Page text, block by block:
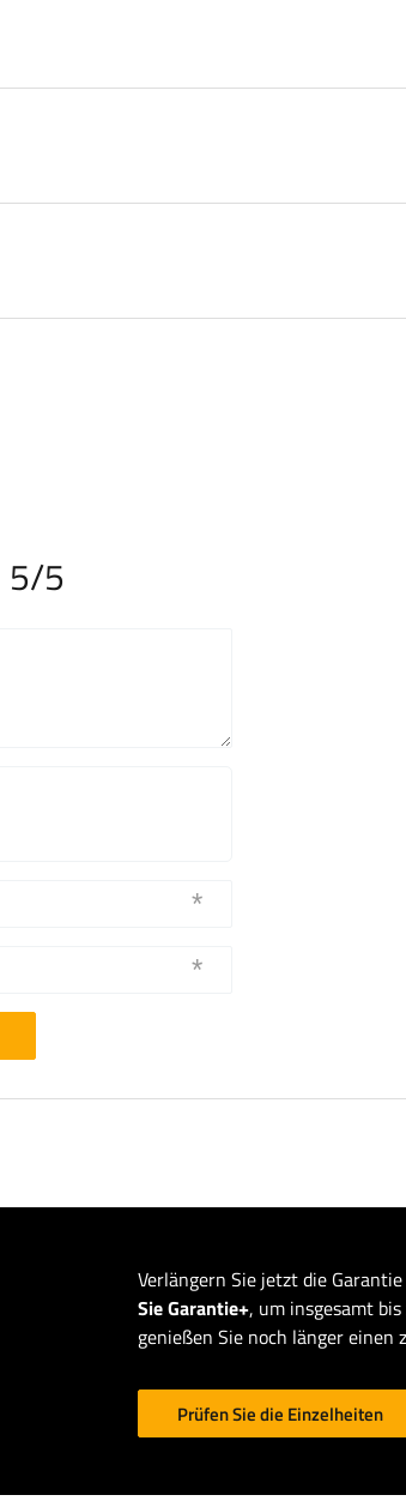
5/5
Verlängern Sie jetzt die
Sie Garantie+, um insgesamt bis
genießen Sie noch länger einen
Prüfen Sie die Einzelheiten